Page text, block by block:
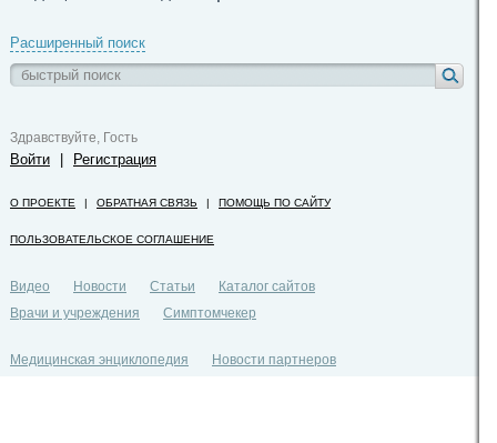
Расширенный поиск
Здравствуйте, Гость
Войти Регистрация
О ПРОЕКТЕ | ОБРАТНАЯ СВЯЗЬ | ПОМОЩЬ ПО САЙТУ
ПОЛЬЗОВАТЕЛЬСКОЕ СОГЛАШЕНИЕ
Видео Новости Статьи
Каталог сайтов
Врачи и учреждения
Симптомчекер
Медицинская энциклопедия
Новости партнеров